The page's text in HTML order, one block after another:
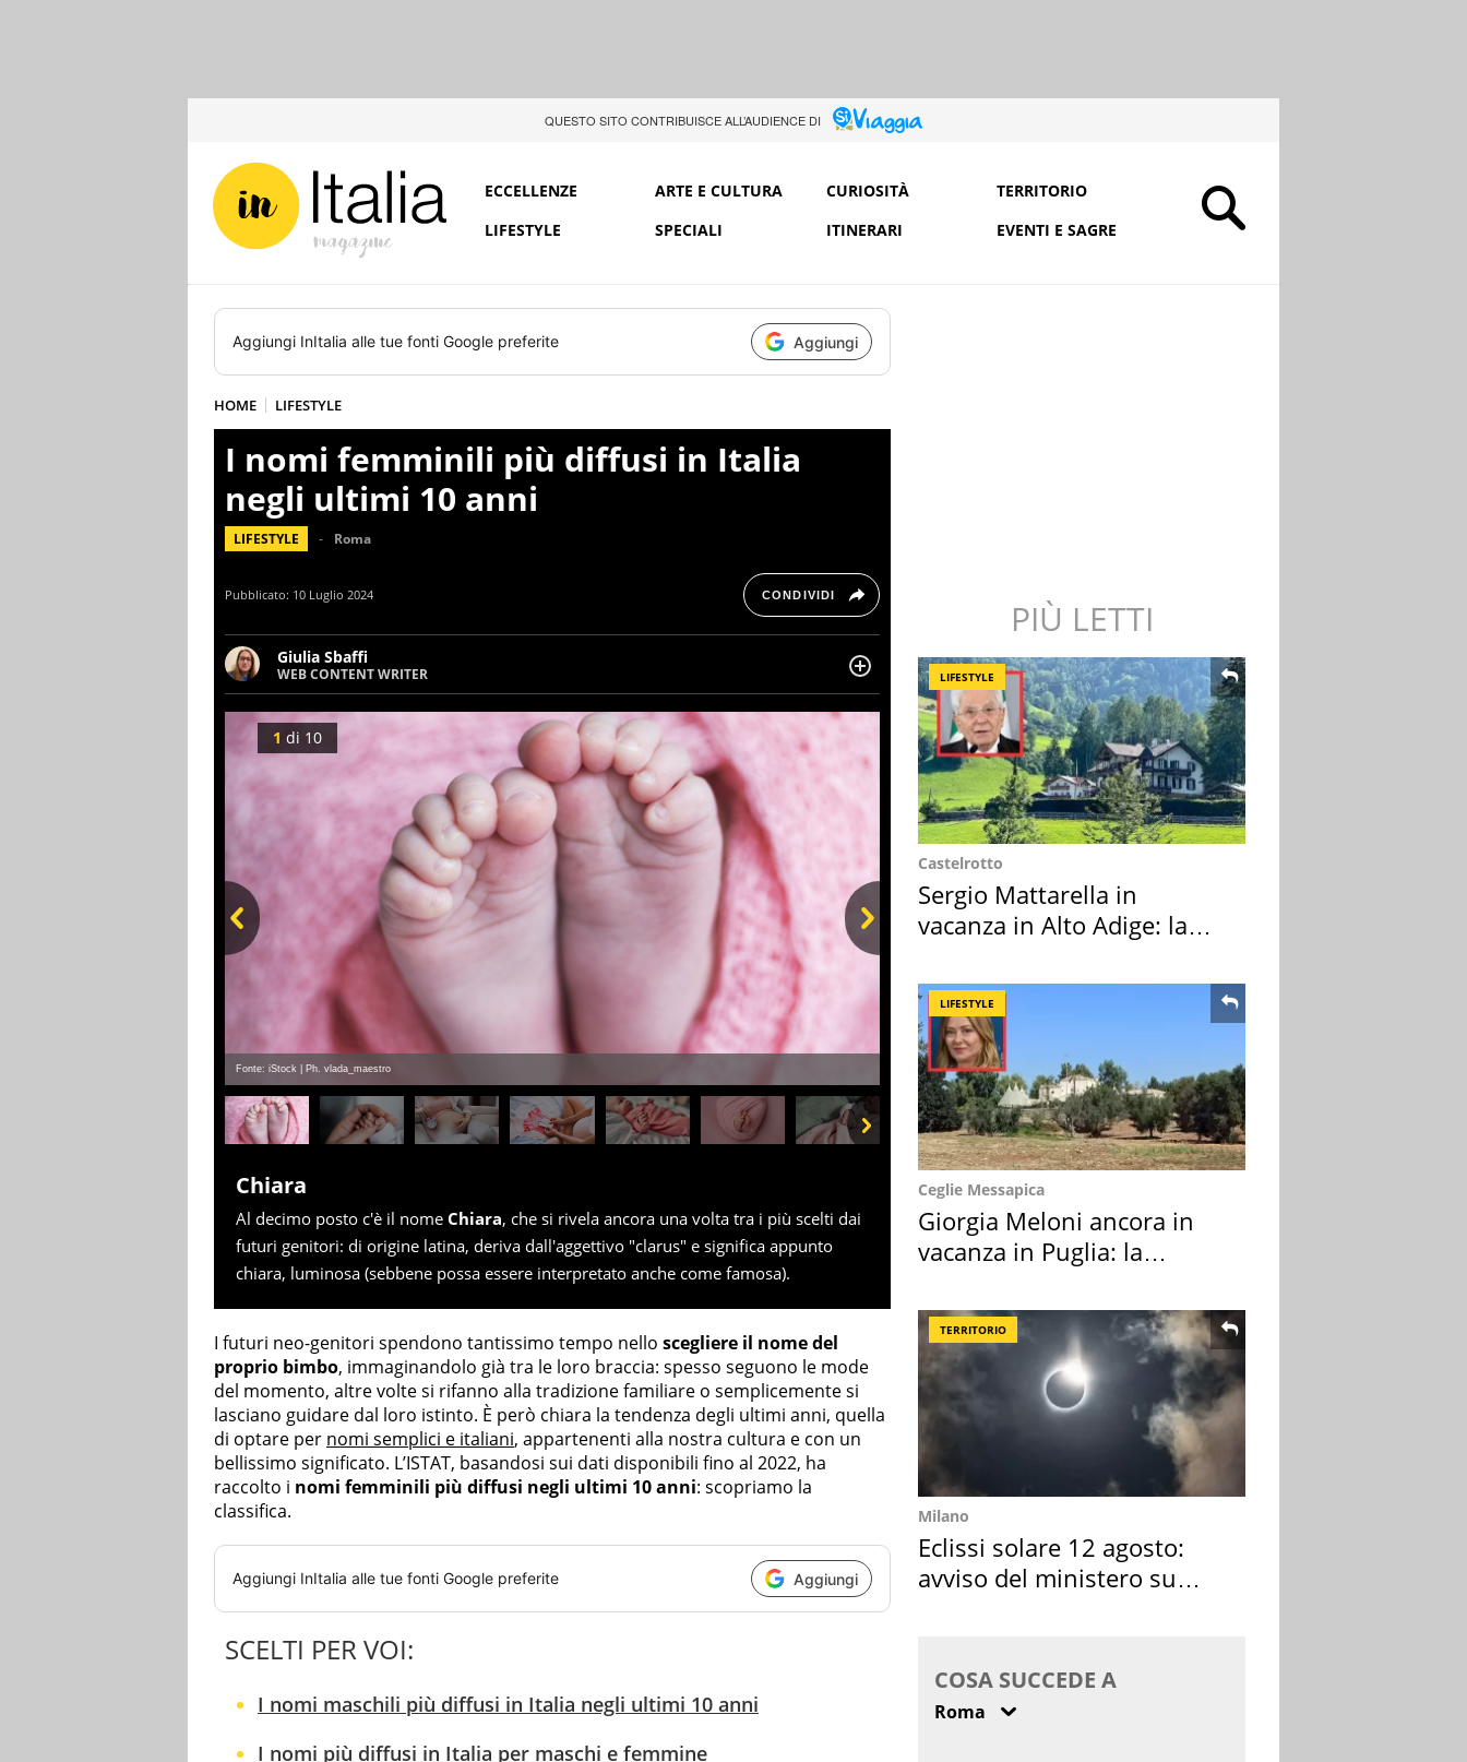
QUESTO SITO CONTRIBUISCE ALL’AUDIENCE DI
ECCELLENZE ARTE E CULTURA CURIOSITÀ
TERRITORIO
LIFESTYLE
SPECIALI ITINERARI EVENTI E SAGRE
Aggiungi InItalia alle tue fonti Google preferite Aggiungi
HOME LIFESTYLE
I nomi femminili più diffusi in Italia
negli ultimi 10 anni
LIFESTYLE Roma
Pubblicato: 10 Luglio 2024 CONDIVIDI
Giulia Sbaffi
WEB CONTENT WRITER
Web content writer appassionata di belle storie e di viaggi, scrive da quando ne
ha memoria. Curiosa per natura, le piace tenersi informata su ciò che accade
intorno a lei.
Fonte: iStock | Ph. vlada_maestro
Prev
1 di 10
Chiara
Al decimo posto c'è il nome Chiara, che si rivela ancora una volta tra i più scelti dai
futuri genitori: di origine latina, deriva dall'aggettivo "clarus" e significa appunto
chiara, luminosa (sebbene possa essere interpretato anche come famosa).
I futuri neo-genitori spendono tantissimo tempo nello scegliere il nome del
proprio bimbo, immaginandolo già tra le loro braccia: spesso seguono le mode
del momento, altre volte si rifanno alla tradizione familiare o semplicemente si
lasciano guidare dal loro istinto. È però chiara la tendenza degli ultimi anni, quella
di optare per nomi semplici e italiani, appartenenti alla nostra cultura e con un
bellissimo significato. L’ISTAT, basandosi sui dati disponibili fino al 2022, ha
raccolto i nomi femminili più diffusi negli ultimi 10 anni: scopriamo la
classifica.
Aggiungi InItalia alle tue fonti Google preferite Aggiungi
SCELTI PER VOI:
I nomi maschili più diffusi in Italia negli ultimi 10 anni
I nomi più diffusi in Italia per maschi e femmine
PIÙ LETTI
LIFESTYLE
Castelrotto
Sergio Mattarella in
vacanza in Alto Adige: la
LIFESTYLE
Ceglie Messapica
Giorgia Meloni ancora in
vacanza in Puglia: la
TERRITORIO
Milano
Eclissi solare 12 agosto:
avviso del ministero su